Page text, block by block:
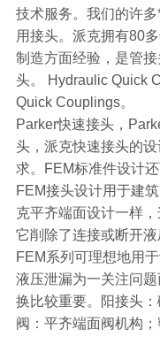
技术服务。我们的许
用接头。派克拥有80
制造方面经验，是管
头。 Hydraulic Quick
Quick Couplings。
Parker快速接头，
头，派克快速接头的
求。FEM标准件设计
FEM接头设计用于建
克平齐端面设计一样
它削除了连接或断开液
FEM系列可理想地用
液压泄漏为一关注问
换比较重要。阳接头
阀：平齐端面阀机构